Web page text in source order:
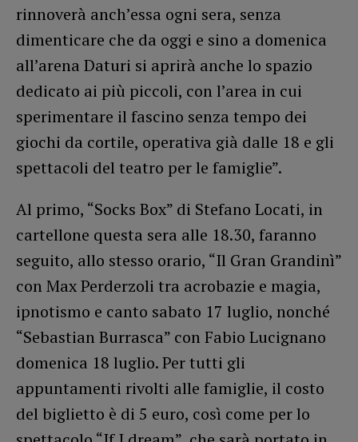
rinnoverà anch’essa ogni sera, senza
dimenticare che da oggi e sino a domenica
all’arena Daturi si aprirà anche lo spazio
dedicato ai più piccoli, con l’area in cui
sperimentare il fascino senza tempo dei
giochi da cortile, operativa già dalle 18 e gli
spettacoli del teatro per le famiglie”.
Al primo, “Socks Box” di Stefano Locati, in
cartellone questa sera alle 18.30, faranno
seguito, allo stesso orario, “Il Gran Grandinì”
con Max Perderzoli tra acrobazie e magia,
ipnotismo e canto sabato 17 luglio, nonché
“Sebastian Burrasca” con Fabio Lucignano
domenica 18 luglio. Per tutti gli
appuntamenti rivolti alle famiglie, il costo
del biglietto è di 5 euro, così come per lo